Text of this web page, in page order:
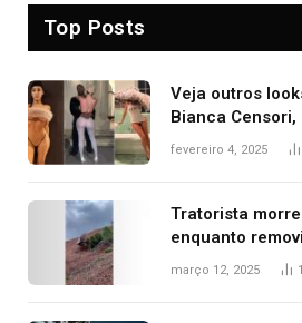
Top Posts
Veja outros
Bianca Censori,
West que
fevereiro 4, 2025
Tratorista
enquanto
ribanceira de
março 12, 2025